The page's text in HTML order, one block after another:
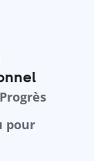
pour